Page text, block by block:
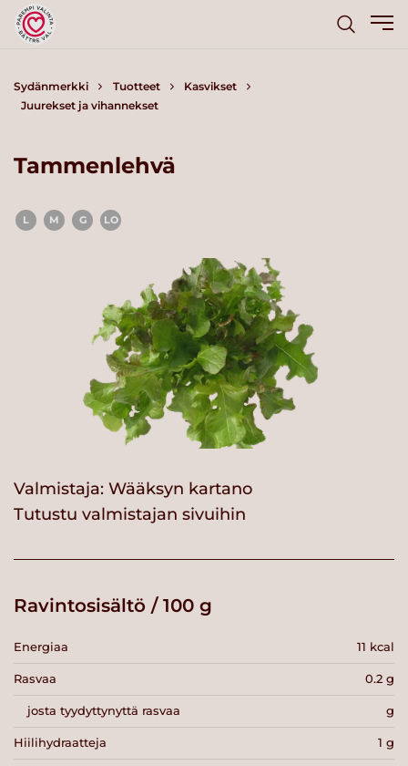
Sydänmerkki Tuotteet
Kasvikset
Juurekset ja vihannekset
Tammenlehvä
L M G LO
Valmistaja: Wääksyn kartano
Tutustu valmistajan sivuihin
Ravintosisältö / 100 g
Energiaa 11 kcal
Rasvaa 0.2 g
josta tyydyttynyttä rasvaa g
Hiilihydraatteja 1 g